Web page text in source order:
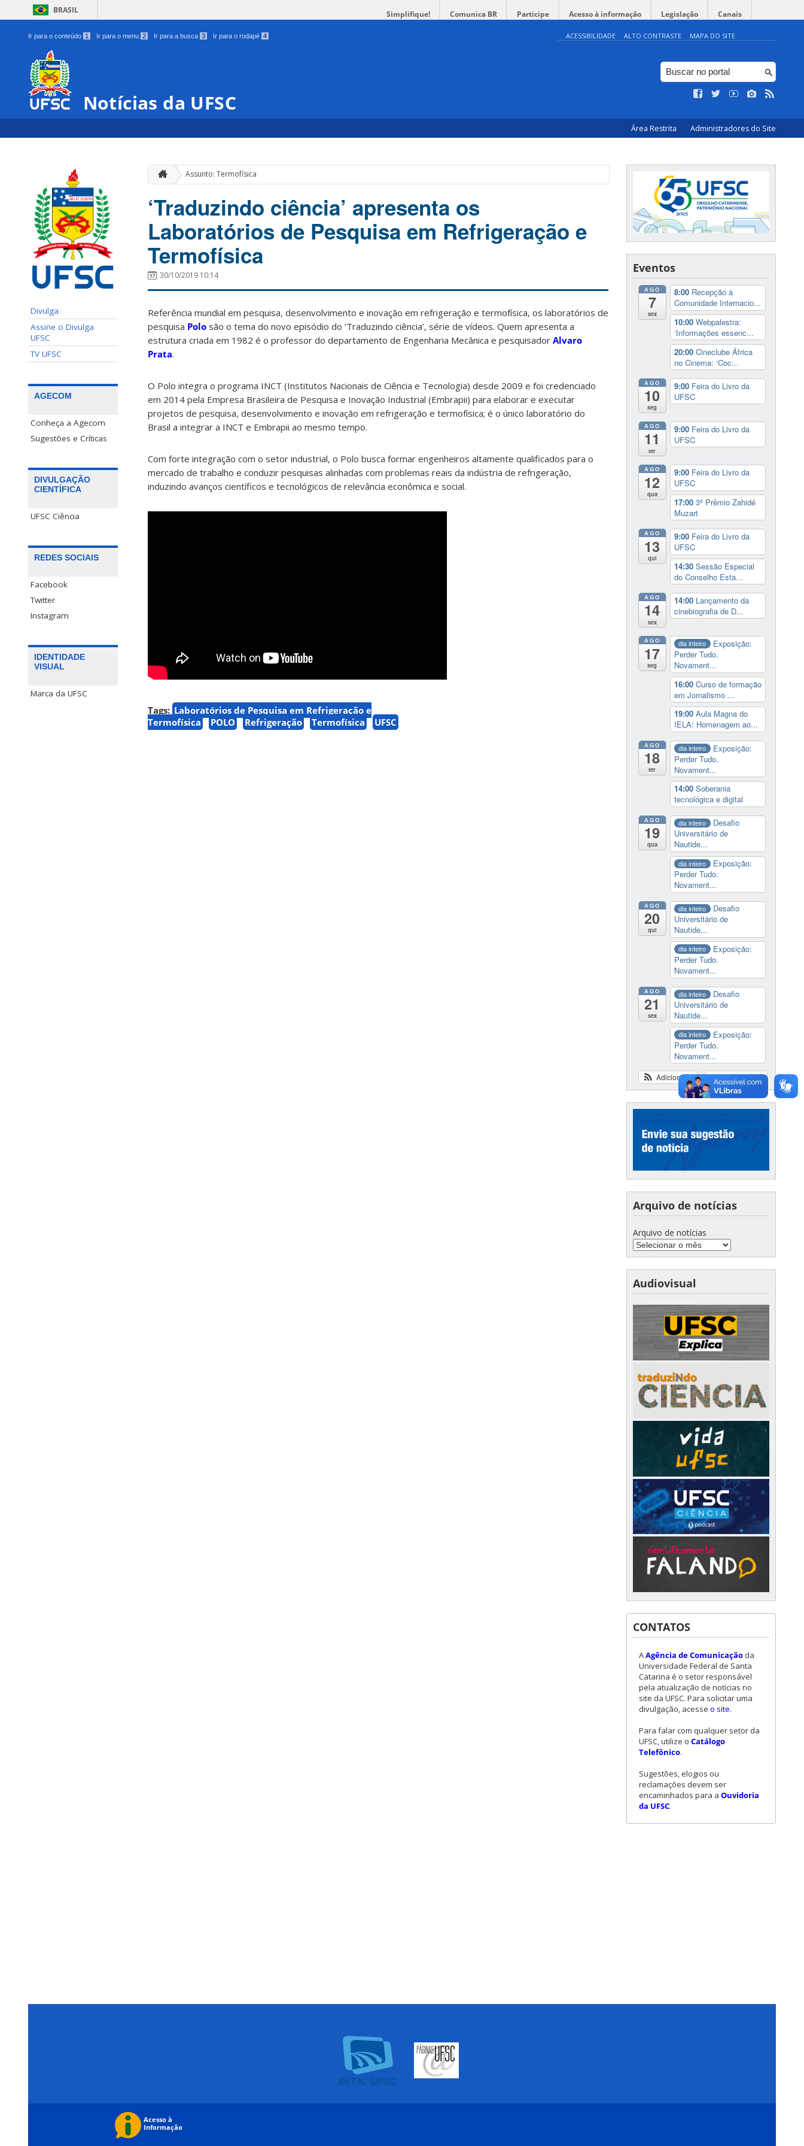
BRASIL Simplifique! Comunica BR Participe Acesso à informação Legislação Canais
Ir para o conteúdo 1 Ir para o menu 2 Ir para a busca 3 Ir para o rodapé 4 ACESSIBILIDADE ALTO CONTRASTE MAPA DO SITE
Notícias da UFSC
Área Restrita Administradores do Site
Divulga
Assine o Divulga
UFSC
TV UFSC
AGECOM
Conheça a Agecom
Sugestões e Críticas
DIVULGAÇÃO
CIENTÍFICA
UFSC Ciência
REDES SOCIAIS
Facebook
Twitter
Instagram
IDENTIDADE
VISUAL
Marca da UFSC
Assunto: Termofísica
‘Traduzindo ciência’ apresenta os
Laboratórios de Pesquisa em Refrigeração e
Termofísica
30/10/2019 10:14
Referência mundial em pesquisa, desenvolvimento e inovação em refrigeração e termofísica, os laboratórios de
pesquisa Polo são o tema do novo episódio do ‘Traduzindo ciência’, série de vídeos. Quem apresenta a
estrutura criada em 1982 é o professor do departamento de Engenharia Mecânica e pesquisador Alvaro
Prata.
O Polo integra o programa INCT (Institutos Nacionais de Ciência e Tecnologia) desde 2009 e foi credenciado
em 2014 pela Empresa Brasileira de Pesquisa e Inovação Industrial (Embrapii) para elaborar e executar
projetos de pesquisa, desenvolvimento e inovação em refrigeração e termofísica; é o único laboratório do
Brasil a integrar a INCT e Embrapii ao mesmo tempo.
Com forte integração com o setor industrial, o Polo busca formar engenheiros altamente qualificados para o
mercado de trabalho e conduzir pesquisas alinhadas com problemas reais da indústria de refrigeração,
induzindo avanços científicos e tecnológicos de relevância econômica e social.
Tags: Laboratórios de Pesquisa em Refrigeração e
Termofísica
POLO Refrigeração Termofísica UFSC
Eventos
AGO
7
sex
8:00 Recepção à
Comunidade Internacio...
10:00 Webpalestra:
‘Informações essenc...
20:00 Cineclube África
no Cinema: ‘Coc...
AGO
10
seg
9:00 Feira do Livro da
UFSC
AGO
11
ter
9:00 Feira do Livro da
UFSC
AGO
12
qua
9:00 Feira do Livro da
UFSC
17:00 3º Prêmio Zahidé
Muzart
AGO
13
qui
9:00 Feira do Livro da
UFSC
14:30 Sessão Especial
do Conselho Esta...
AGO
14
sex
14:00 Lançamento da
cinebiografia de D...
AGO
17
seg
dia inteiro
Exposição:
Perder Tudo.
Novament...
16:00 Curso de formação
em Jornalismo ...
19:00 Aula Magna do
IELA: Homenagem ao...
AGO
18
ter
dia inteiro
Exposição:
Perder Tudo.
Novament...
14:00 Soberania
tecnológica e digital
AGO
19
qua
dia inteiro
Desafio
Universitário de
Nautide...
dia inteiro
Exposição:
Perder Tudo.
Novament...
AGO
20
qui
dia inteiro
Desafio
Universitário de
Nautide...
dia inteiro
Exposição:
Perder Tudo.
Novament...
AGO
21
sex
dia inteiro
Desafio
Universitário de
Nautide...
dia inteiro
Exposição:
Perder Tudo.
Novament...
Ver calendário
Adicionar
Arquivo de notícias
Arquivo de notícias
Audiovisual
CONTATOS
AAgência de Comunicação da
Universidade Federal de Santa
Catarina é o setor responsável
pela atualização de notícias no
site da UFSC. Para solicitar uma
divulgação, acesse o site.
Para falar com qualquer setor da
UFSC, utilize o Catálogo
Telefônico.
Sugestões, elogios ou
reclamações devem ser
encaminhados para a Ouvidoria
da UFSC.